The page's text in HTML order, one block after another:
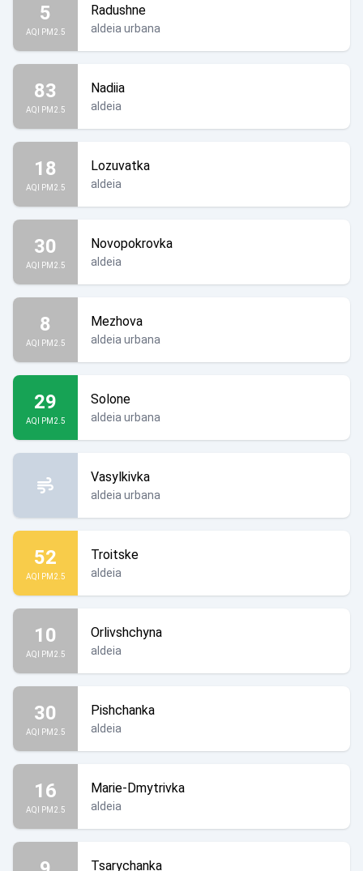
5
AQI PM2.5
Radushne
aldeia urbana
83
AQI PM2.5
Nadiia
aldeia
18
AQI PM2.5
Lozuvatka
aldeia
30
AQI PM2.5
Novopokrovka
aldeia
8
AQI PM2.5
Mezhova
aldeia urbana
29
AQI PM2.5
Solone
aldeia urbana
Vasylkivka
aldeia urbana
52
AQI PM2.5
Troitske
aldeia
10
AQI PM2.5
Orlivshchyna
aldeia
30
AQI PM2.5
Pishchanka
aldeia
16
AQI PM2.5
Marie-Dmytrivka
aldeia
Tsarychanka